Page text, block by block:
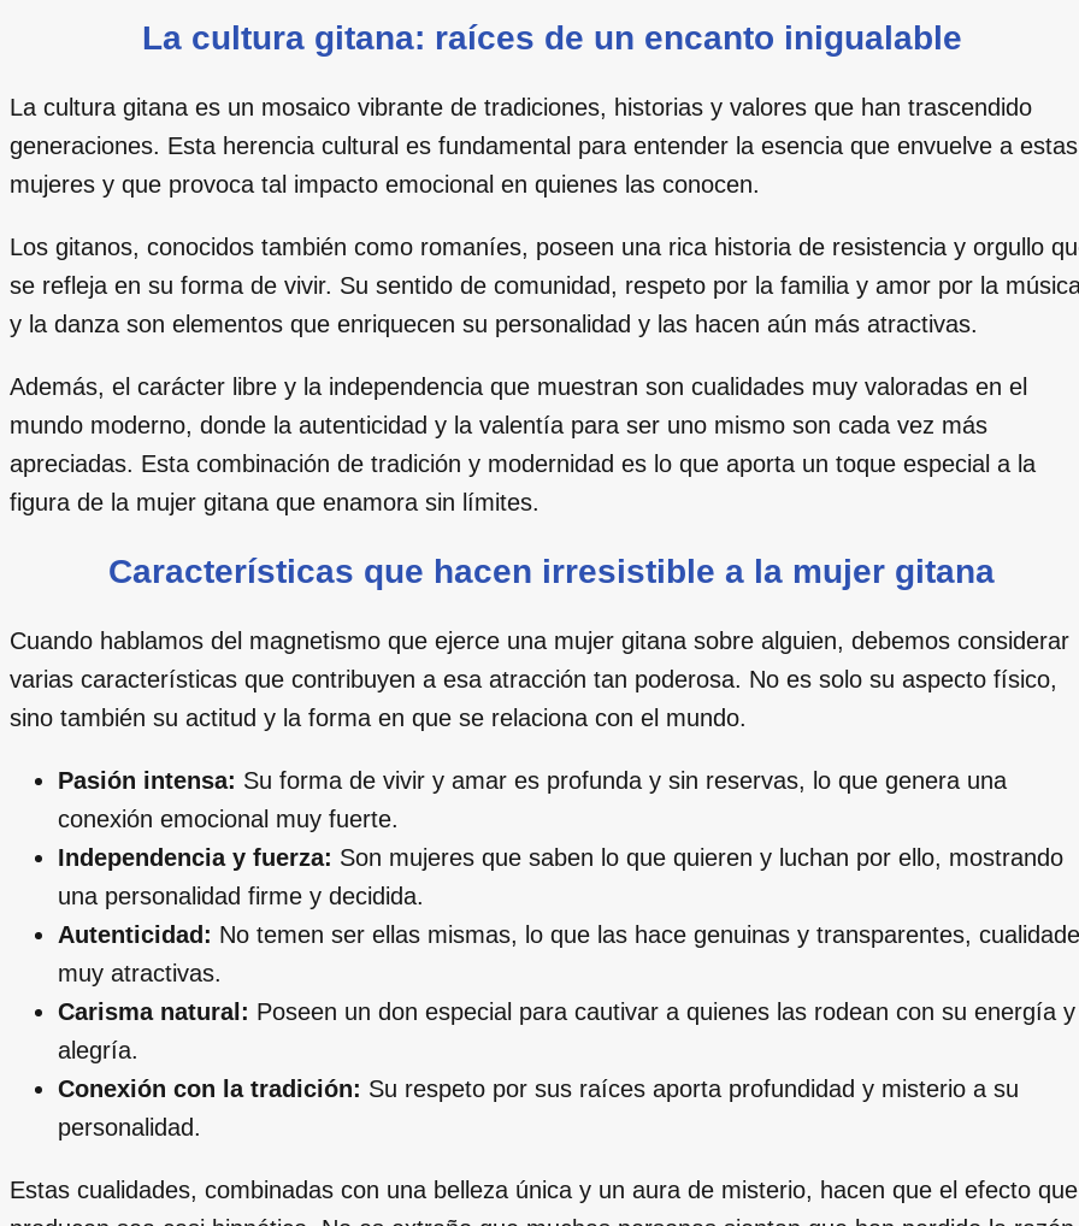
La cultura gitana: raíces de un encanto inigualable
La cultura gitana es un mosaico vibrante de tradiciones, historias y valores que han trascendido
generaciones. Esta herencia cultural es fundamental para entender la esencia que envuelve a estas
mujeres y que provoca tal impacto emocional en quienes las conocen.
Los gitanos, conocidos también como romaníes, poseen una rica historia de resistencia y orgullo
se refleja en su forma de vivir. Su sentido de comunidad, respeto por la familia y amor por la
y la danza son elementos que enriquecen su personalidad y las hacen aún más atractivas.
Además, el carácter libre y la independencia que muestran son cualidades muy valoradas en el
mundo moderno, donde la autenticidad y la valentía para ser uno mismo son cada vez más
apreciadas. Esta combinación de tradición y modernidad es lo que aporta un toque especial a la
figura de la mujer gitana que enamora sin límites.
Características que hacen irresistible a la mujer gitana
Cuando hablamos del magnetismo que ejerce una mujer gitana sobre alguien, debemos considerar
varias características que contribuyen a esa atracción tan poderosa. No es solo su aspecto físico,
sino también su actitud y la forma en que se relaciona con el mundo.
Pasión intensa: Su forma de vivir y amar es profunda y sin reservas, lo que genera una
conexión emocional muy fuerte.
Independencia y fuerza: Son mujeres que saben lo que quieren y luchan por ello, mostrando
una personalidad firme y decidida.
Autenticidad: No temen ser ellas mismas, lo que las hace genuinas y transparentes,
muy atractivas.
Carisma natural: Poseen un don especial para cautivar a quienes las rodean con su energía y
alegría.
Conexión con la tradición: Su respeto por sus raíces aporta profundidad y misterio a su
personalidad.
Estas cualidades, combinadas con una belleza única y un aura de misterio, hacen que el efecto que